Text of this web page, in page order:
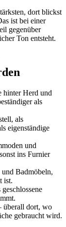
dort blickst
ist bei einer
gegenüber
Ton entsteht.
hinter Herd und
als
als
eigenständige
und
ins Furnier
Badmöbeln,
ist.
geschlossene
überall dort, wo
gebraucht wird.